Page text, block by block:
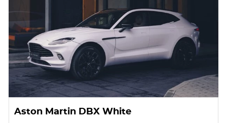
Aston Martin DBX White